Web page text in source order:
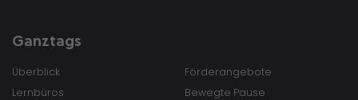
Ganztags
Überblick
Lernbüros
Förderangebote
Bewegte Pause